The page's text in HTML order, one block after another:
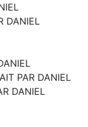
DANIEL
PAR DANIEL
DANIEL